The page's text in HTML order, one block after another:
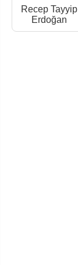
Recep Tayyip
Erdoğan